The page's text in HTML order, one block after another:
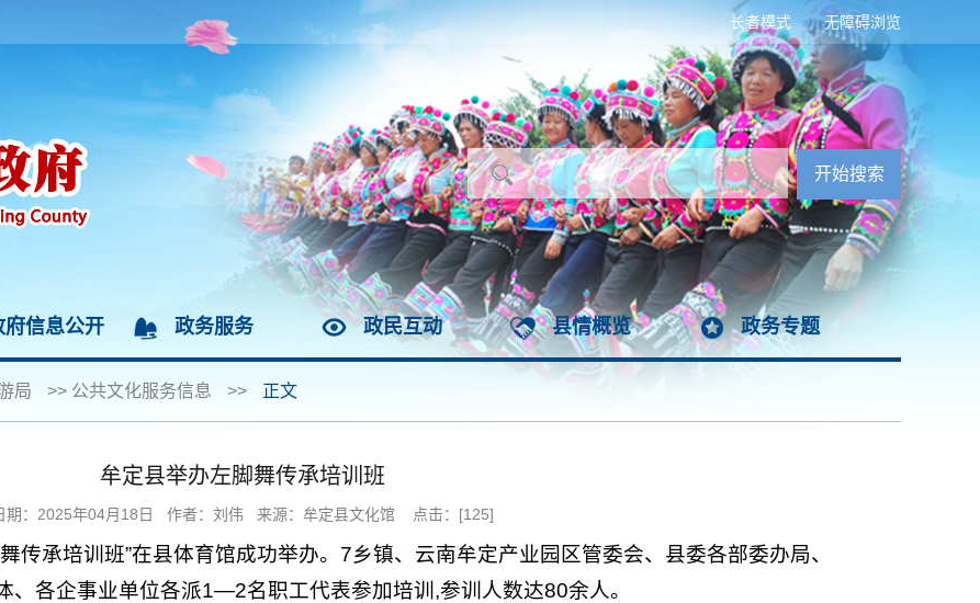
无障碍浏览
长者模式
府信息公开 政务服务 政民互动 县情概览 政务专题
局 >> 公共文化服务信息 >> 正文
牟定县举办左脚舞传承培训班
期：2025年04月18日 作者：​刘伟 来源：牟定县文化馆 点击：[125]
传承培训班”在县体育馆成功举办。7乡镇、云南牟定产业园区管委会、县委各部委办局、
、各企事业单位各派1—2名职工代表参加培训,参训人数达80余人。